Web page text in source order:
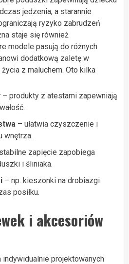
jedzenia, a starannie
ryzyko zabrudzeń
staje się również
modele pasują do różnych
dodatkową zaletę w
z maluchem. Oto kilka
– produkty z atestami zapewniają
– ułatwia czyszczenie i
wnętrza.
zapięcie zapobiega
i śliniaka.
– np. kieszonki na drobiazgi
posiłku.
i akcesoriów
projektowanych